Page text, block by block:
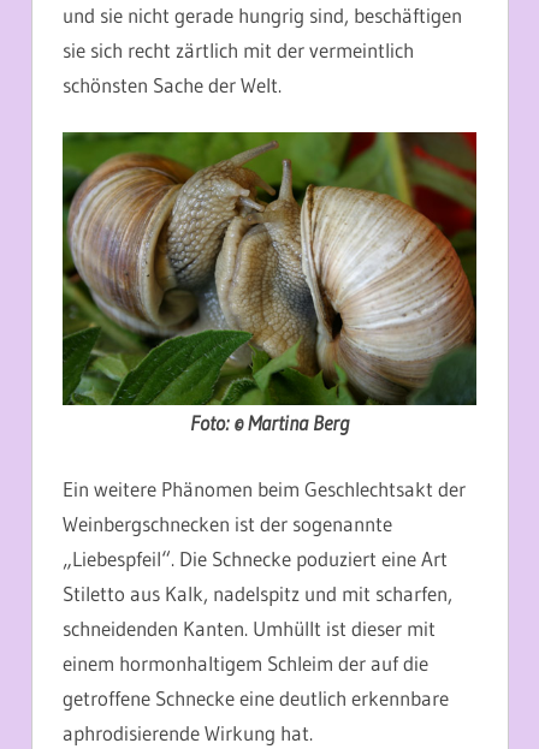
und sie nicht gerade hungrig sind, beschäftigen
sie sich recht zärtlich mit der vermeintlich
schönsten Sache der Welt.
Foto: © Martina Berg
Ein weitere Phänomen beim Geschlechtsakt der
Weinbergschnecken ist der sogenannte
„Liebespfeil“. Die Schnecke poduziert eine Art
Stiletto aus Kalk, nadelspitz und mit scharfen,
schneidenden Kanten. Umhüllt ist dieser mit
einem hormonhaltigem Schleim der auf die
getroffene Schnecke eine deutlich erkennbare
aphrodisierende Wirkung hat.